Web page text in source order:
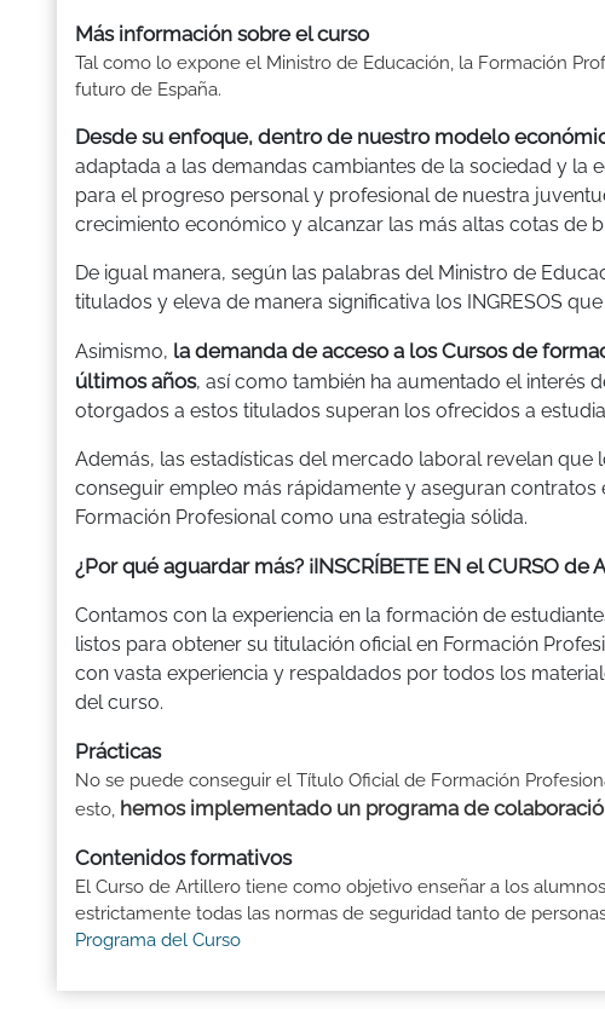
Más información sobre el curso
Tal como lo expone el Ministro de Educación, la Formación
futuro de España.
Desde su enfoque, dentro de nuestro modelo
adaptada a las demandas cambiantes de la sociedad y la
para el progreso personal y profesional de nuestra
crecimiento económico y alcanzar las más altas cotas de
De igual manera, según las palabras del Ministro de
titulados y eleva de manera significativa los INGRESOS
Asimismo, la demanda de acceso a los Cursos de
últimos años, así como también ha aumentado el interés
otorgados a estos titulados superan los ofrecidos a
Además, las estadísticas del mercado laboral revelan
conseguir empleo más rápidamente y aseguran contratos
Formación Profesional como una estrategia sólida.
¿Por qué aguardar más? ¡INSCRÍBETE EN el CURSO de
Contamos con la experiencia en la formación de
listos para obtener su titulación oficial en Formación
con vasta experiencia y respaldados por todos los
del curso.
Prácticas
No se puede conseguir el Título Oficial de Formación
esto, hemos implementado un programa de
Contenidos formativos
El Curso de Artillero tiene como objetivo enseñar a los
estrictamente todas las normas de seguridad tanto de
Programa del Curso